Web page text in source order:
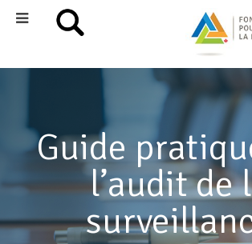
Guide
l’audit de